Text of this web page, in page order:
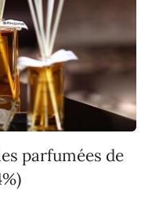
parfumées de